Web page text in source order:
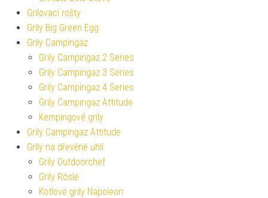
Grilovací rošty
Grily Big Green Egg
Grily Campingaz
Grily Campingaz 2 Series
Grily Campingaz 3 Series
Grily Campingaz 4 Series
Grily Campingaz Attitude
Kempingové grily
Grily Campingaz Attitude
Grily na dřevěné uhlí
Grily Outdoorchef
Grily Rösle
Kotlové grily Napoleon